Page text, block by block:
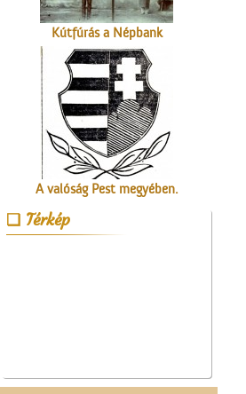
Kútfúrás a Népbank
udvarán
A valóság Pest megyében.
Térkép